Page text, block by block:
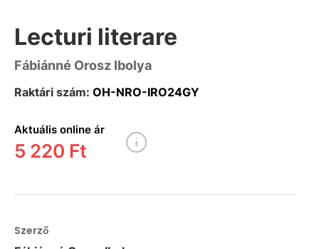
Lecturi literare
Fábiánné Orosz Ibolya
Raktári szám: OH-NRO-IRO24GY
Aktuális online ár
5 220 Ft
Szerző